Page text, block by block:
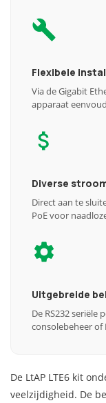
Flexibele
Via de Gigabit
apparaat
Diverse
Direct aan te
PoE voor
Uitgebreide
De RS232
consolebeheer of
De LtAP LTE6 kit
veelzijdigheid. De